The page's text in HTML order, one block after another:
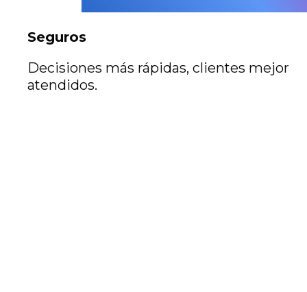
Seguros
Decisiones más rápidas, clientes mejor
atendidos.